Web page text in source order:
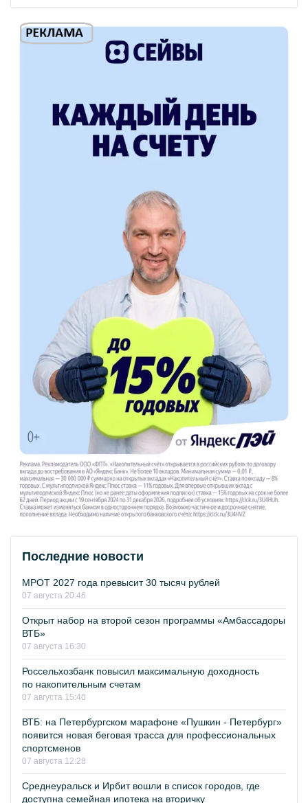
Последние новости
МРОТ 2027 года превысит 30 тысяч рублей
07 августа 20:46
Открыт набор на второй сезон программы «Амбассадоры
ВТБ»
07 августа 16:30
Россельхозбанк повысил максимальную доходность
по накопительным счетам
07 августа 15:40
ВТБ: на Петербургском марафоне «Пушкин - Петербург»
появится новая беговая трасса для профессиональных
спортсменов
07 августа 12:28
Среднеуральск и Ирбит вошли в список городов, где
доступна семейная ипотека на вторичку